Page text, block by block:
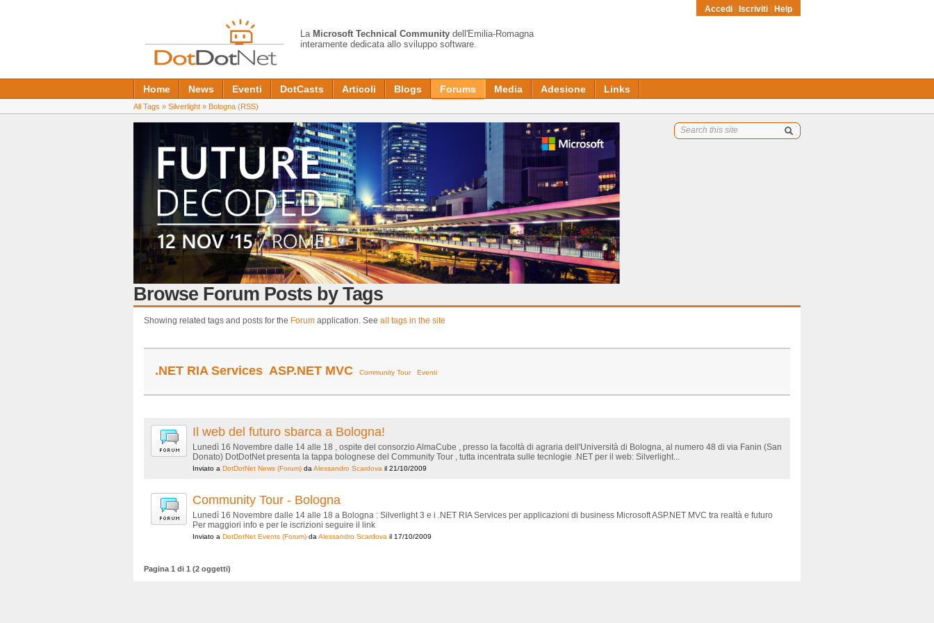
La Microsoft Technical Community dell'Emilia-Romagna
interamente dedicata allo sviluppo software.
Accedi Iscriviti Help
Home News Eventi DotCasts Articoli Blogs Forums Media Adesione Links
All Tags » Silverlight » Bologna (RSS)
Browse Forum Posts by Tags
Showing related tags and posts for the Forum application. See all tags in the site
.NET RIA Services ASP.NET MVC Community Tour Eventi
Il web del futuro sbarca a Bologna!
Lunedì 16 Novembre dalle 14 alle 18 , ospite del consorzio AlmaCube , presso la facoltà di agraria dell'Università di Bologna, al numero 48 di via Fanin (San
Donato) DotDotNet presenta la tappa bolognese del Community Tour , tutta incentrata sulle tecnlogie .NET per il web: Silverlight...
Inviato a DotDotNet News (Forum) daAlessandro Scardova il 21/10/2009
Community Tour - Bologna
Lunedì 16 Novembre dalle 14 alle 18 a Bologna : Silverlight 3 e i .NET RIA Services per applicazioni di business Microsoft ASP.NET MVC tra realtà e futuro
Per maggiori info e per le iscrizioni seguire il link
Inviato a DotDotNet Events (Forum) daAlessandro Scardova il 17/10/2009
Pagina 1 di 1 (2 oggetti)